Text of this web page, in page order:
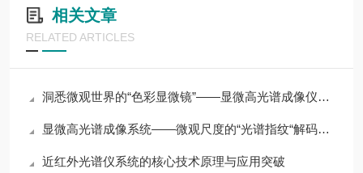
相关文章
RELATED ARTICLES
洞悉微观世界的“色彩显微镜”——显微高光谱成像仪的原理与应用
显微高光谱成像系统——微观尺度的“光谱指纹“解码专家
近红外光谱仪系统的核心技术原理与应用突破